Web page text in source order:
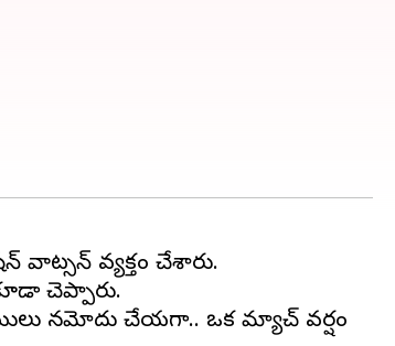
వాట్సన్ వ్యక్తం చేశారు.
చెప్పారు.
నమోదు చేయగా.. ఒక మ్యాచ్ వర్షం